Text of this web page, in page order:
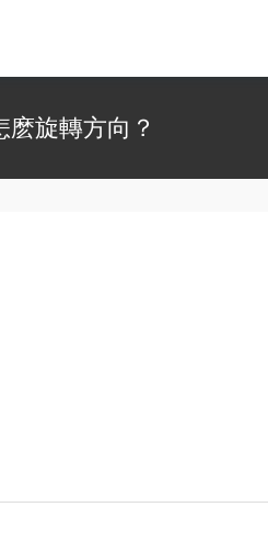
麽旋轉方向？